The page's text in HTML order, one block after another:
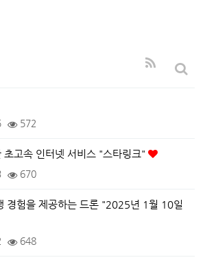
572
초고속 인터넷 서비스 "스타링크"
670
경험을 제공하는 드론 "2025년 1월 10일
648